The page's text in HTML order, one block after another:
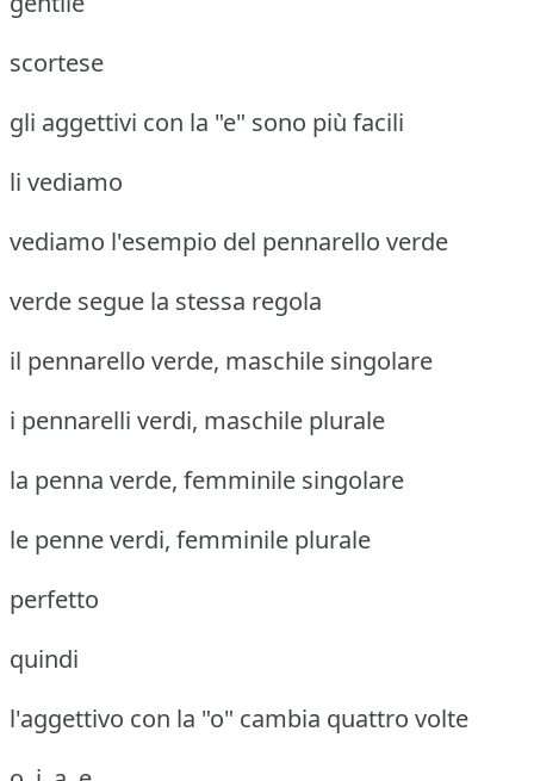
scortese
gli aggettivi con la "e" sono più facili
li vediamo
vediamo l'esempio del pennarello verde
verde segue la stessa regola
il pennarello verde, maschile singolare
i pennarelli verdi, maschile plurale
la penna verde, femminile singolare
le penne verdi, femminile plurale
perfetto
quindi
l'aggettivo con la "o" cambia quattro volte